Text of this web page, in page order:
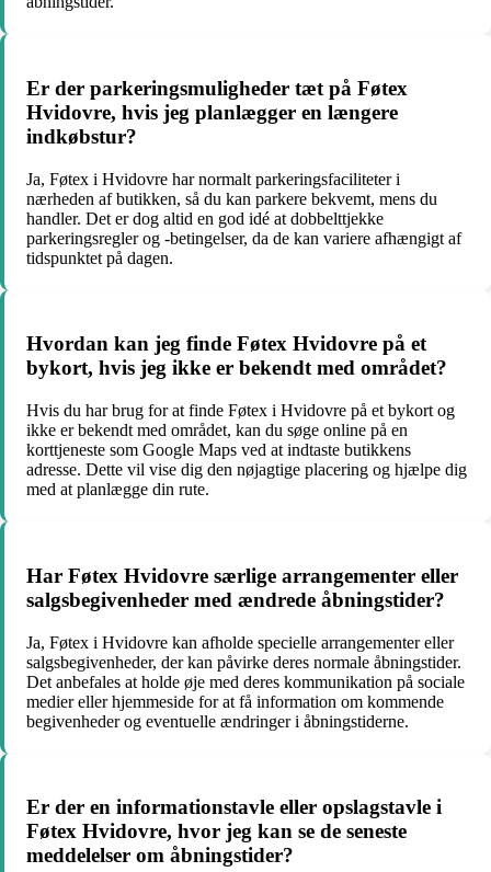
Er der parkeringsmuligheder tæt på Føtex
Hvidovre, hvis jeg planlægger en længere
indkøbstur?
Ja, Føtex i Hvidovre har normalt parkeringsfaciliteter i
nærheden af butikken, så du kan parkere bekvemt, mens du
handler. Det er dog altid en god idé at dobbelttjekke
parkeringsregler og -betingelser, da de kan variere afhængigt af
tidspunktet på dagen.
Hvordan kan jeg finde Føtex Hvidovre på et
bykort, hvis jeg ikke er bekendt med området?
Hvis du har brug for at finde Føtex i Hvidovre på et bykort og
ikke er bekendt med området, kan du søge online på en
korttjeneste som Google Maps ved at indtaste butikkens
adresse. Dette vil vise dig den nøjagtige placering og hjælpe dig
med at planlægge din rute.
Har Føtex Hvidovre særlige arrangementer eller
salgsbegivenheder med ændrede åbningstider?
Ja, Føtex i Hvidovre kan afholde specielle arrangementer eller
salgsbegivenheder, der kan påvirke deres normale åbningstider.
Det anbefales at holde øje med deres kommunikation på sociale
medier eller hjemmeside for at få information om kommende
begivenheder og eventuelle ændringer i åbningstiderne.
Er der en informationstavle eller opslagstavle i
Føtex Hvidovre, hvor jeg kan se de seneste
meddelelser om åbningstider?